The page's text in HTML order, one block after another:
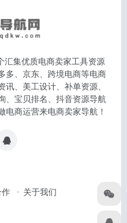
汇集优质电商卖家工具资源
多、京东、跨境电商等电商
、美工设计、补单资源、
、宝贝排名、抖音资源导航
商运营来电商卖家导航！
关于我们